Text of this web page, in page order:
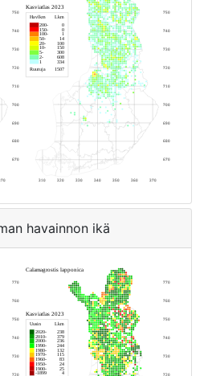
havainnon ikä